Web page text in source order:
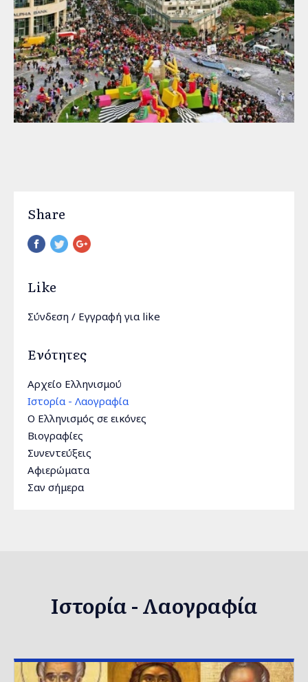
Share
Like
Σύνδεση / Εγγραφή για like
Ενότητες
Αρχείο Ελληνισμού
Ιστορία - Λαογραφία
Ο Ελληνισμός σε εικόνες
Βιογραφίες
Συνεντεύξεις
Αφιερώματα
Σαν σήμερα
Ιστορία - Λαογραφία